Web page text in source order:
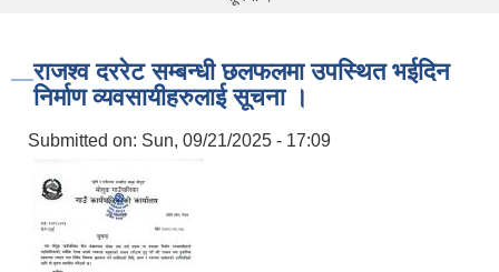
राजश्व दररेट सम्बन्धी छलफलमा उपस्थित भईदिन
निर्माण व्यवसायीहरुलाई सूचना ।
Submitted on: Sun, 09/21/2025 - 17:09